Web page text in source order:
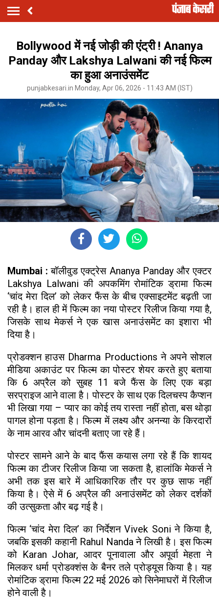
Bollywood में नई जोड़ी की एंट्री ! Ananya
Panday और Lakshya Lalwani की नई फिल्म
का हुआ अनाउंसमेंट
punjabkesari.in Monday, Apr 06, 2026 - 11:43 AM (IST)
Mumbai : बॉलीवुड एक्ट्रेस Ananya Panday और एक्टर
Lakshya Lalwani की अपकमिंग रोमांटिक ड्रामा फिल्म
‘चांद मेरा दिल’ को लेकर फैंस के बीच एक्साइटमेंट बढ़ती जा
रही है। हाल ही में फिल्म का नया पोस्टर रिलीज किया गया है,
जिसके साथ मेकर्स ने एक खास अनाउंसमेंट का इशारा भी
दिया है।
प्रोडक्शन हाउस Dharma Productions ने अपने सोशल
मीडिया अकाउंट पर फिल्म का पोस्टर शेयर करते हुए बताया
कि 6 अप्रैल को सुबह 11 बजे फैंस के लिए एक बड़ा
सरप्राइज आने वाला है। पोस्टर के साथ एक दिलचस्प कैप्शन
भी लिखा गया – प्यार का कोई तय रास्ता नहीं होता, बस थोड़ा
पागल होना पड़ता है। फिल्म में लक्ष्य और अनन्या के किरदारों
के नाम आरव और चांदनी बताए जा रहे हैं।
पोस्टर सामने आने के बाद फैंस कयास लगा रहे हैं कि शायद
फिल्म का टीजर रिलीज किया जा सकता है, हालांकि मेकर्स ने
अभी तक इस बारे में आधिकारिक तौर पर कुछ साफ नहीं
किया है। ऐसे में 6 अप्रैल की अनाउंसमेंट को लेकर दर्शकों
की उत्सुकता और बढ़ गई है।
फिल्म ‘चांद मेरा दिल’ का निर्देशन Vivek Soni ने किया है,
जबकि इसकी कहानी Rahul Nanda ने लिखी है। इस फिल्म
को Karan Johar, आदर पूनावाला और अपूर्वा मेहता ने
मिलकर धर्मा प्रोडक्शंस के बैनर तले प्रोड्यूस किया है। यह
रोमांटिक ड्रामा फिल्म 22 मई 2026 को सिनेमाघरों में रिलीज
होने वाली है।